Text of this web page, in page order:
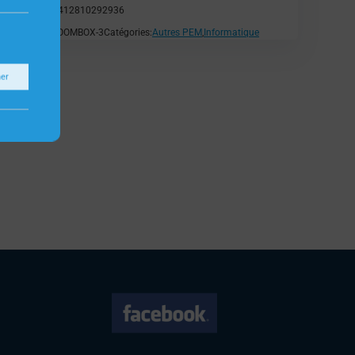
5412810292936
BOOMBOX-3Catégories:Autres PEM Informatique